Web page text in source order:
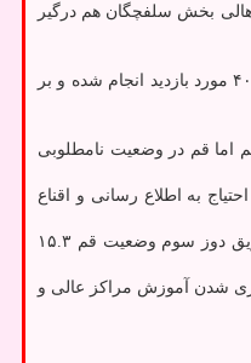
کهک و جعفرآباد مثبت است و اهالی بخش سلفچگان هم درگیر
وی ضمن اشاره به اجرای طرح شهید قاسم سلیمانی، اضافه کرد: در چارچوب این طرح چهار هزار تست و آزمایش کووید ۱۹ صورت گرفته و با هدف نظارت و حفظ سلامت مردم سه هزار و ۴۰۰ مورد بازدید انجام شده و بر
اما قم در وضعیت نامطلوبی
به اطلاع رسانی و اقناع
محبی تصریح کرد: بالاترین پوشش واکسیناسیون دوز اول در ارتباط با تهران است و در قم این آمار به ۷۷.۳ درصد رسیده است؛ در مورد تزریق دوز دوم هم آمار قم ۶۲.۳ درصد و در مورد تزریق دوز سوم وضعیت قم ۱۵.۳
شدن آموزش مراکز عالی و